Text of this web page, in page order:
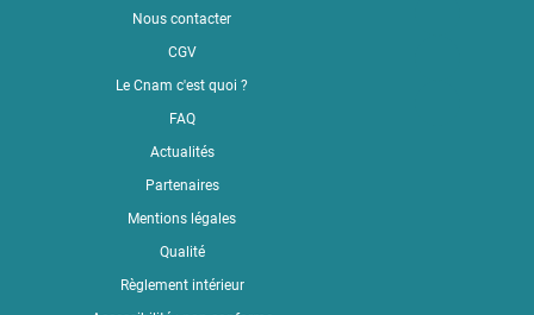
Nous contacter
CGV
Le Cnam c'est quoi ?
FAQ
Actualités
Partenaires
Mentions légales
Qualité
Règlement intérieur